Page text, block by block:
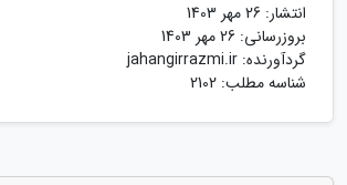
انتشار: 26 مهر 1403
بروزرسانی: 26 مهر 1403
گردآورنده: jahangirrazmi.ir
شناسه مطلب: 2102